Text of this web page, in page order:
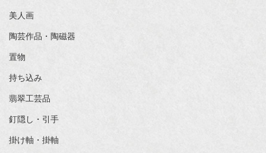
美人画
陶芸作品・陶磁器
置物
持ち込み
翡翠工芸品
釘隠し・引手
掛け軸・掛軸